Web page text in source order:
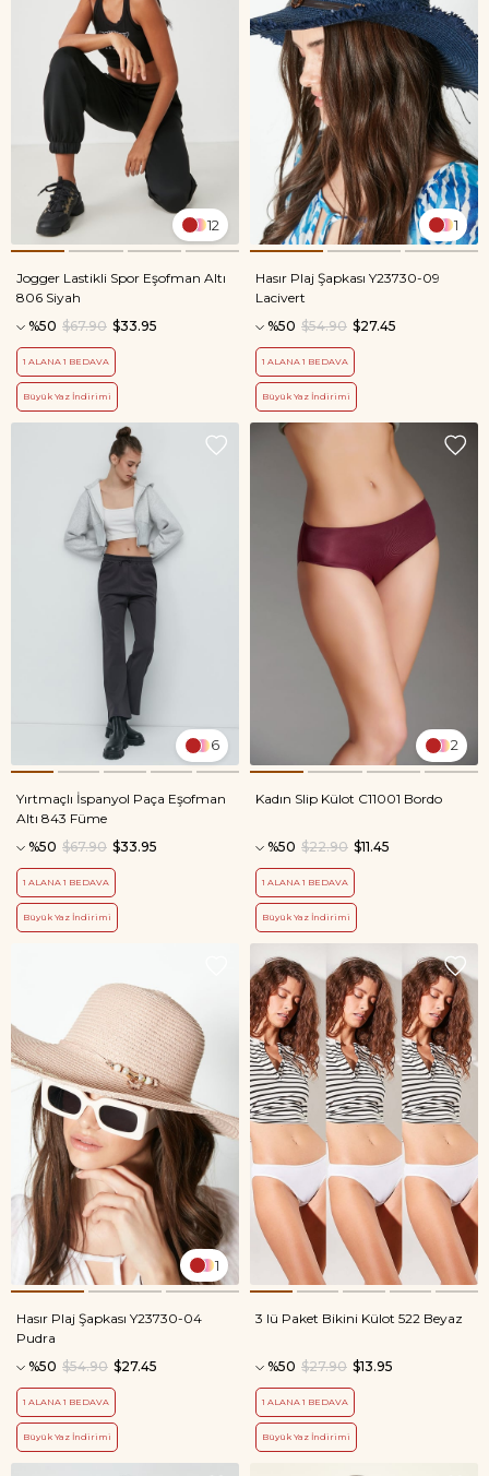
12
Jogger Lastikli Spor Eşofman Altı
806 Siyah
%50
$33.95
$67.90
1 ALANA 1 BEDAVA
Büyük Yaz İndirimi
1
Hasır Plaj Şapkası Y23730-09
Lacivert
%50
$27.45
$54.90
1 ALANA 1 BEDAVA
Büyük Yaz İndirimi
6
Yırtmaçlı İspanyol Paça Eşofman
Altı 843 Füme
%50
$33.95
$67.90
1 ALANA 1 BEDAVA
Büyük Yaz İndirimi
2
Kadın Slip Külot C11001 Bordo
%50 $11.45
$22.90
1 ALANA 1 BEDAVA
Büyük Yaz İndirimi
1
Hasır Plaj Şapkası Y23730-04
Pudra
%50
$27.45
$54.90
1 ALANA 1 BEDAVA
Büyük Yaz İndirimi
3 lü Paket Bikini Külot 522 Beyaz
%50 $13.95
$27.90
1 ALANA 1 BEDAVA
Büyük Yaz İndirimi